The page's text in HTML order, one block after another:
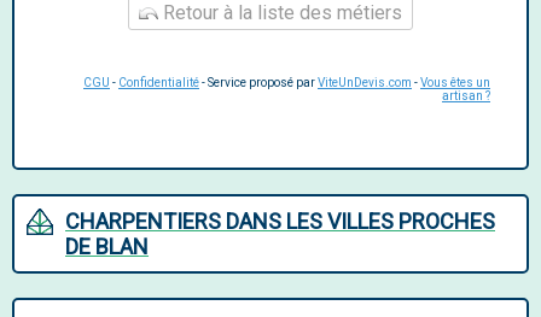
Retour à la liste des métiers
CGU - Confidentialité- Service proposé parViteUnDevis.com -Vous êtes un
artisan ?
CHARPENTIERS DANS LES VILLES PROCHES
DE BLAN